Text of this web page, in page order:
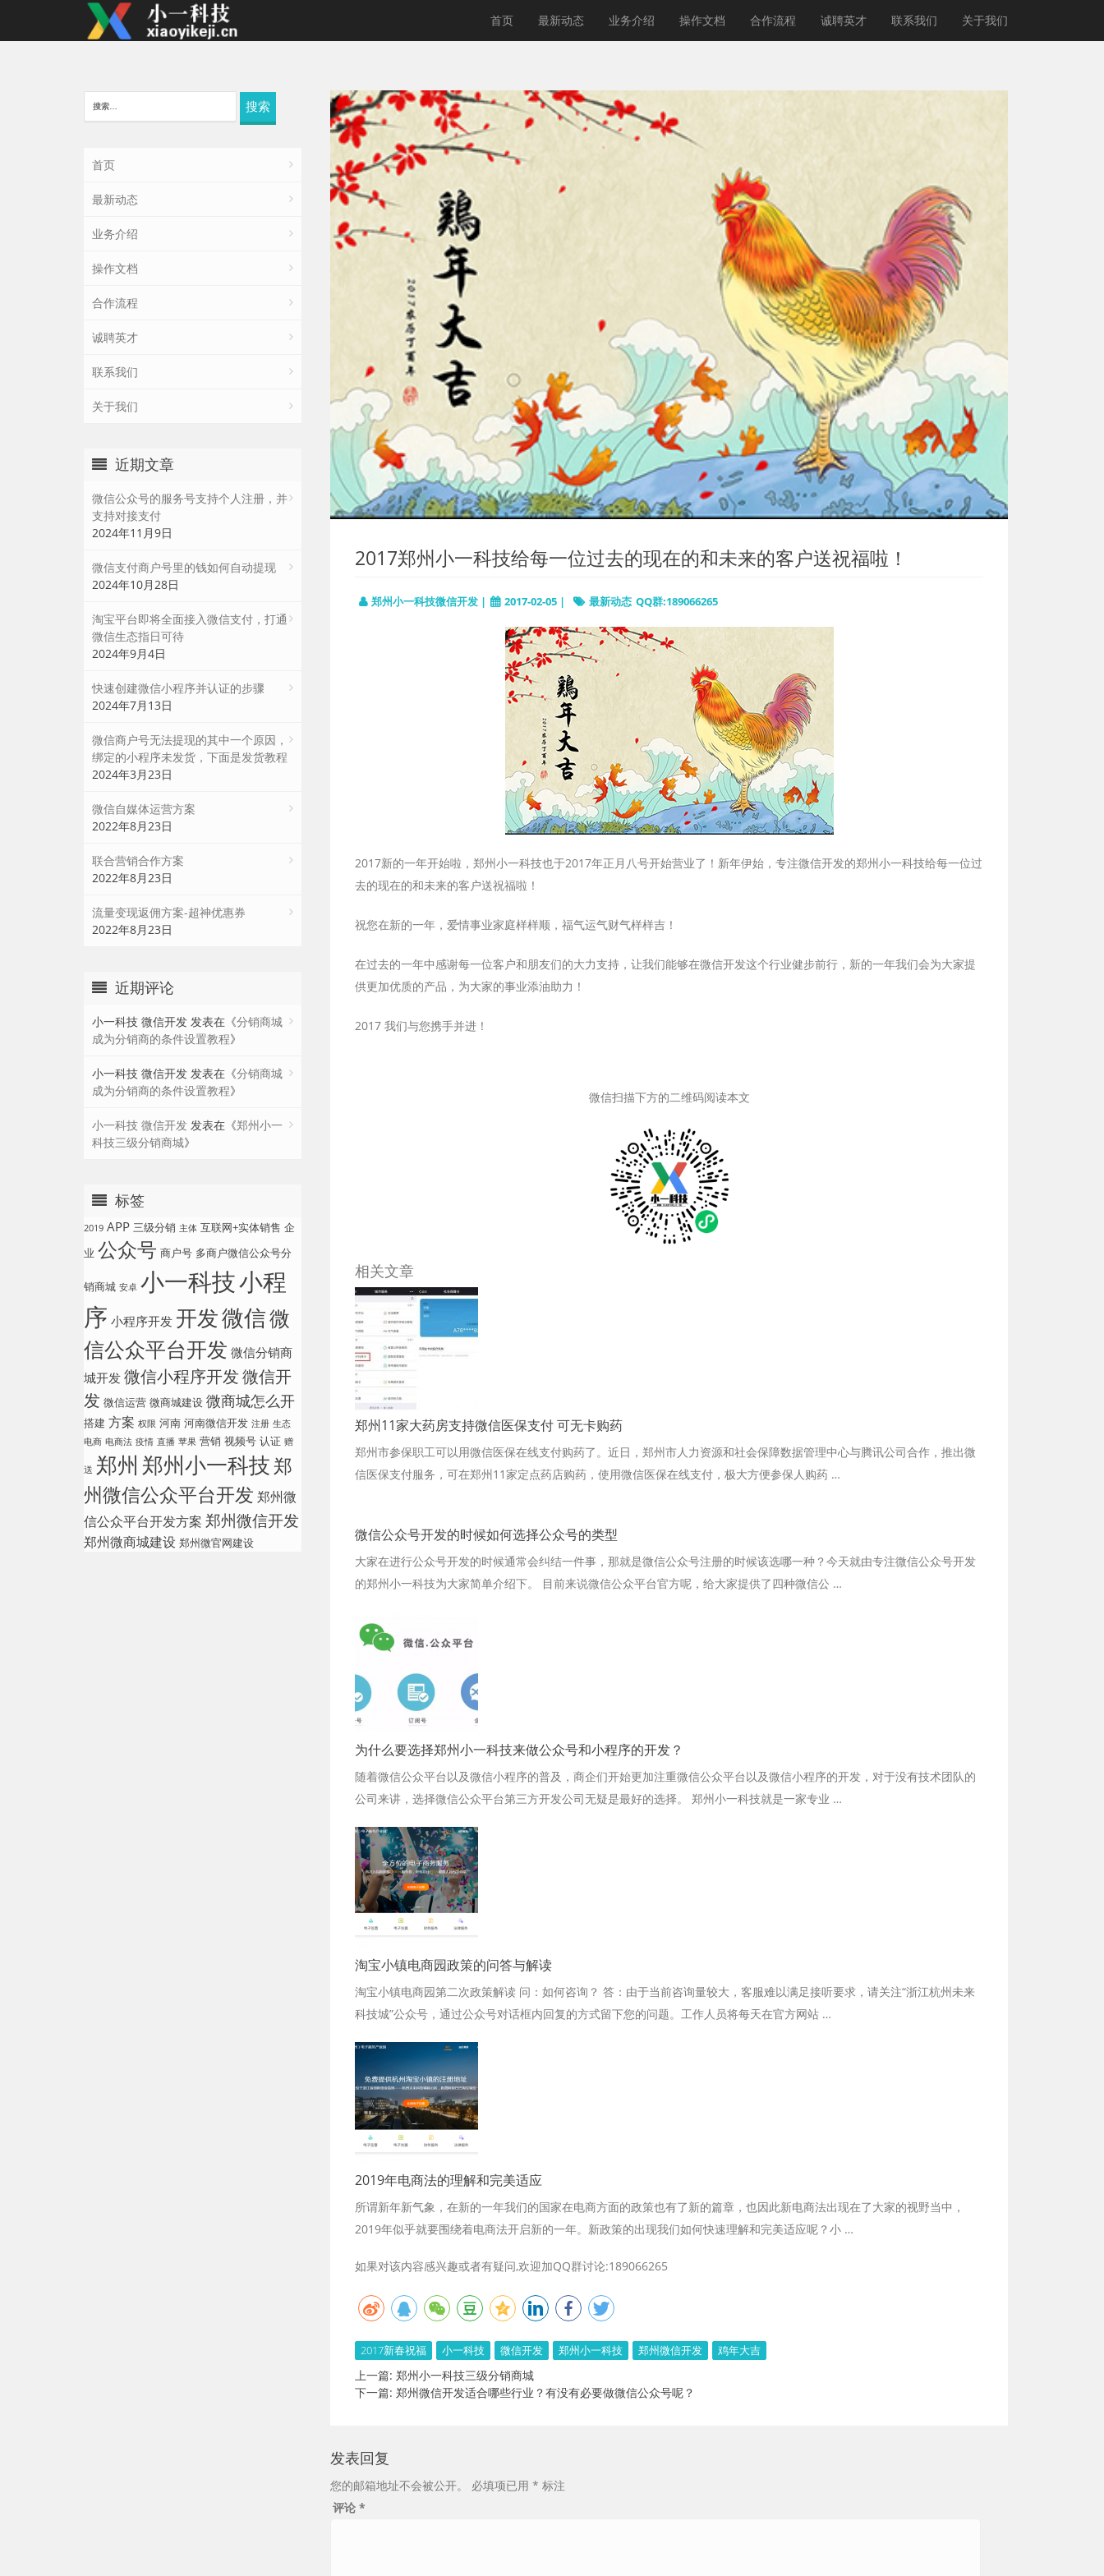
首页 最新动态 业务介绍 操作文档 合作流程 诚聘英才 联系我们 关于我们
搜
索：
首页
最新动态
业务介绍
操作文档
合作流程
诚聘英才
联系我们
关于我们
近期文章
微信公众号的服务号支持个人注册，并
支持对接支付
2024年11月9日
微信支付商户号里的钱如何自动提现
2024年10月28日
淘宝平台即将全面接入微信支付，打通
微信生态指日可待
2024年9月4日
快速创建微信小程序并认证的步骤
2024年7月13日
微信商户号无法提现的其中一个原因，
绑定的小程序未发货，下面是发货教程
2024年3月23日
微信自媒体运营方案
2022年8月23日
联合营销合作方案
2022年8月23日
流量变现返佣方案-超神优惠券
2022年8月23日
近期评论
小一科技 微信开发 发表在《分销商城
成为分销商的条件设置教程》
小一科技 微信开发 发表在《分销商城
成为分销商的条件设置教程》
小一科技 微信开发 发表在《郑州小一
科技三级分销商城》
标签
2019 APP 三级分销 主体 互联网+实体销售 企
业 公众号 商户号 多商户微信公众号分
销商城 安卓 小一科技小程
序 小程序开发 开发微信微
信公众平台开发 微信分销商
城开发 微信小程序开发微信开
发 微信运营 微商城建设 微商城怎么开
搭建 方案 权限 河南 河南微信开发 注册 生态
电商 电商法 疫情 直播 苹果 营销 视频号 认证 赠
送 郑州 郑州小一科技郑
州微信公众平台开发 郑州微
信公众平台开发方案 郑州微信开发
郑州微商城建设 郑州微官网建设
2017郑州小一科技给每一位过去的现在的和未来的客户送祝福啦！
郑州小一科技微信开发 | 2017-02-05 | 最新动态 QQ群:189066265
2017新的一年开始啦，郑州小一科技也于2017年正月八号开始营业了！新年伊始，专注微信开发的郑州小一科技给每一位过
去的现在的和未来的客户送祝福啦！
祝您在新的一年，爱情事业家庭样样顺，福气运气财气样样吉！
在过去的一年中感谢每一位客户和朋友们的大力支持，让我们能够在微信开发这个行业健步前行，新的一年我们会为大家提
供更加优质的产品，为大家的事业添油助力！
2017 我们与您携手并进！
微信扫描下方的二维码阅读本文
相关文章
郑州11家大药房支持微信医保支付 可无卡购药
郑州市参保职工可以用微信医保在线支付购药了。近日，郑州市人力资源和社会保障数据管理中心与腾讯公司合作，推出微
信医保支付服务，可在郑州11家定点药店购药，使用微信医保在线支付，极大方便参保人购药 …
微信公众号开发的时候如何选择公众号的类型
大家在进行公众号开发的时候通常会纠结一件事，那就是微信公众号注册的时候该选哪一种？今天就由专注微信公众号开发
的郑州小一科技为大家简单介绍下。 目前来说微信公众平台官方呢，给大家提供了四种微信公 …
为什么要选择郑州小一科技来做公众号和小程序的开发？
随着微信公众平台以及微信小程序的普及，商企们开始更加注重微信公众平台以及微信小程序的开发，对于没有技术团队的
公司来讲，选择微信公众平台第三方开发公司无疑是最好的选择。 郑州小一科技就是一家专业 …
淘宝小镇电商园政策的问答与解读
淘宝小镇电商园第二次政策解读 问：如何咨询？ 答：由于当前咨询量较大，客服难以满足接听要求，请关注“浙江杭州未来
科技城”公众号，通过公众号对话框内回复的方式留下您的问题。工作人员将每天在官方网站 …
2019年电商法的理解和完美适应
所谓新年新气象，在新的一年我们的国家在电商方面的政策也有了新的篇章，也因此新电商法出现在了大家的视野当中，
2019年似乎就要围绕着电商法开启新的一年。新政策的出现我们如何快速理解和完美适应呢？小 …
如果对该内容感兴趣或者有疑问,欢迎加QQ群讨论:189066265
2017新春祝福 小一科技 微信开发 郑州小一科技 郑州微信开发 鸡年大吉
上一篇: 郑州小一科技三级分销商城
下一篇: 郑州微信开发适合哪些行业？有没有必要做微信公众号呢？
发表回复
您的邮箱地址不会被公开。 必填项已用 * 标注
评论 *